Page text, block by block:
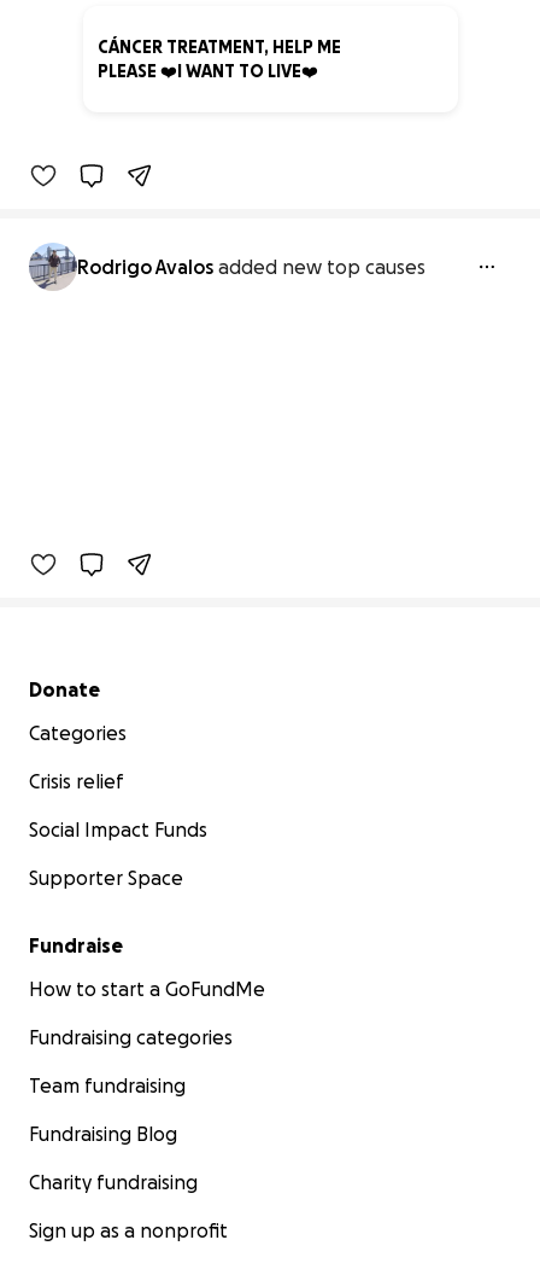
CÁNCER TREATMENT, HELP ME
PLEASE ❤️I WANT TO LIVE❤️
Rodrigo Avalos added new top causes
Secondary menu
Donate
Categories
Crisis relief
Social Impact Funds
Supporter Space
Fundraise
How to start a GoFundMe
Fundraising categories
Team fundraising
Fundraising Blog
Charity fundraising
Sign up as a nonprofit